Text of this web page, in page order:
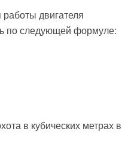
двигателя
по следующей формуле:
в кубических метрах в